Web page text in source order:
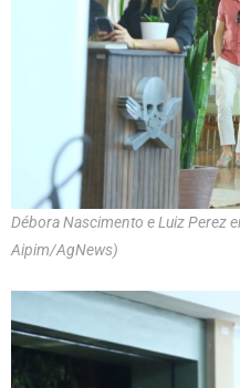
Débora Nascimento e Luiz Perez
Aipim/AgNews)